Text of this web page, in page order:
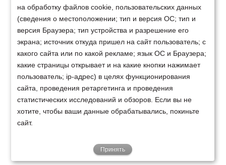
на обработку файлов cookie, пользовательских данных
(сведения о местоположении; тип и версия ОС; тип и
версия Браузера; тип устройства и разрешение его
экрана; источник откуда пришел на сайт пользователь; с
какого сайта или по какой рекламе; язык ОС и Браузера;
какие страницы открывает и на какие кнопки нажимает
пользователь; ip-адрес) в целях функционирования
сайта, проведения ретаргетинга и проведения
статистических исследований и обзоров. Если вы не
хотите, чтобы ваши данные обрабатывались, покиньте
сайт.
Принять